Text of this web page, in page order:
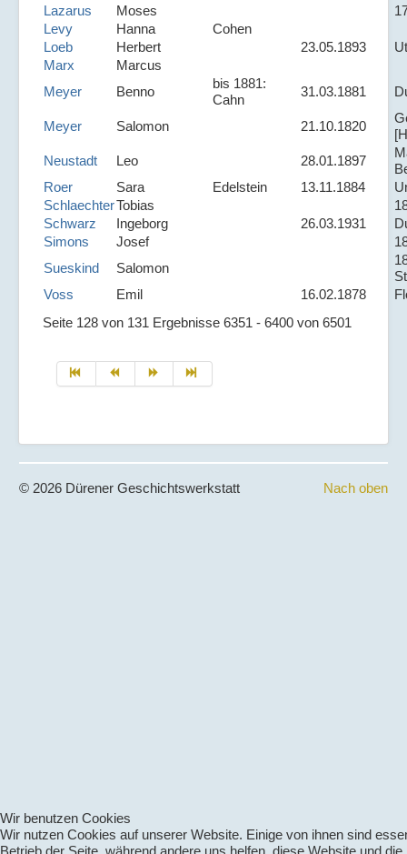
Lazarus
Moses
Levy
Hanna
Cohen
Loeb
Herbert 23.05.1893
Marx
Marcus
Meyer
Benno
bis 1881:
Cahn
31.03.1881
Meyer Salomon 21.10.1820
Neustadt
Leo 28.01.1897
Roer
Sara Edelstein 13.11.1884
SchlaechterTobias
Schwarz
Ingeborg 26.03.1931
Simons
Josef
Sueskind
Salomon
Voss
Emil 16.02.1878
Seite 128 von 131 Ergebnisse 6351 - 6400 von 6501
Nach oben
© 2026 Dürener Geschichtswerkstatt
Wir benutzen Cookies
Wir nutzen Cookies auf unserer Website. Einige von ihnen sind
Betrieb der Seite, während andere uns helfen, diese Website und die